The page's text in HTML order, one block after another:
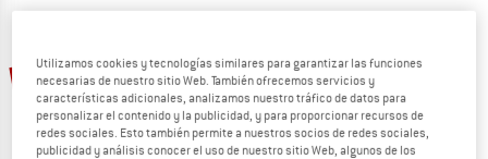
20% hasta un 30%
Utilizamos cookies y tecnologías similares para garantizar las funciones
necesarias de nuestro sitio Web. También ofrecemos servicios y
características adicionales, analizamos nuestro tráfico de datos para
personalizar el contenido y la publicidad, y para proporcionar recursos de
redes sociales. Esto también permite a nuestros socios de redes sociales,
publicidad y análisis conocer el uso de nuestro sitio Web, algunos de los